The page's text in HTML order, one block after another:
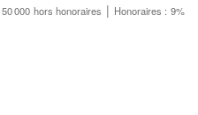
000 hors honoraires | Honoraires : 9%